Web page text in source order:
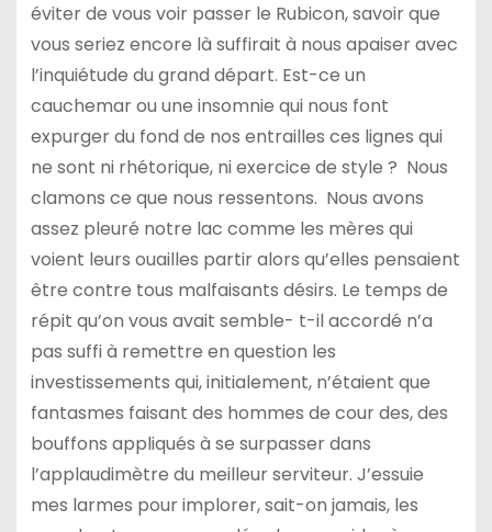
éviter de vous voir passer le Rubicon, savoir que
vous seriez encore là suffirait à nous apaiser avec
l’inquiétude du grand départ. Est-ce un
cauchemar ou une insomnie qui nous font
expurger du fond de nos entrailles ces lignes qui
ne sont ni rhétorique, ni exercice de style ? Nous
clamons ce que nous ressentons. Nous avons
assez pleuré notre lac comme les mères qui
voient leurs ouailles partir alors qu’elles pensaient
être contre tous malfaisants désirs. Le temps de
répit qu’on vous avait semble- t-il accordé n’a
pas suffi à remettre en question les
investissements qui, initialement, n’étaient que
fantasmes faisant des hommes de cour des, des
bouffons appliqués à se surpasser dans
l’applaudimètre du meilleur serviteur. J’essuie
mes larmes pour implorer, sait-on jamais, les